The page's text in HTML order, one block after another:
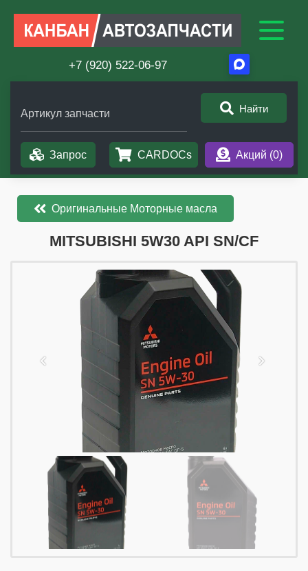
+7 (920) 522-06-97
Артикул запчасти Найти
Запрос CARDOCs Акций (0)
Оригинальные Моторные масла
​​​​MITSUBISHI 5W30 API SN/CF